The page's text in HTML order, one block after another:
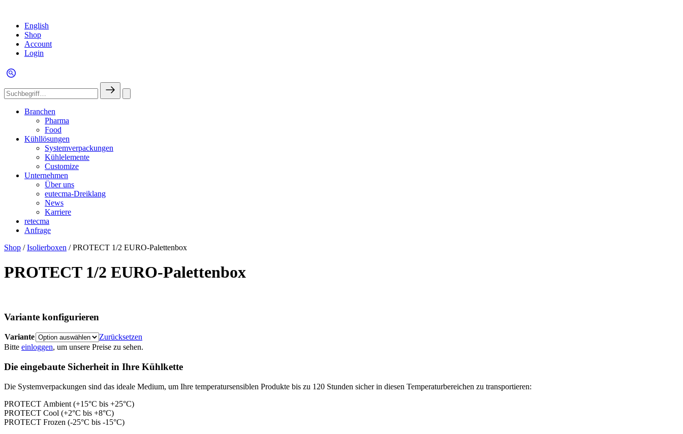
English
Shop
Account
Login
Branchen
Pharma
Food
Kühllösungen
Systemverpackungen
Kühlelemente
Customize
Unternehmen
Über uns
eutecma-Dreiklang
News
Karriere
retecma
Anfrage
Shop /Isolierboxen / PROTECT 1/2 EURO-Palettenbox
PROTECT 1/2 EURO-Palettenbox
Variante konfigurieren
Variante
Zurücksetzen
Bitte einloggen, um unsere Preise zu sehen.
Die eingebaute Sicherheit in Ihre Kühlkette
Die Systemverpackungen sind das ideale Medium, um Ihre temperatursensiblen Produkte bis zu 120 Stunden sicher in diesen Temperaturbereichen zu transportieren:
PROTECT Ambient (+15°C bis +25°C)
PROTECT Cool (+2°C bis +8°C)
PROTECT Frozen (-25°C bis -15°C)